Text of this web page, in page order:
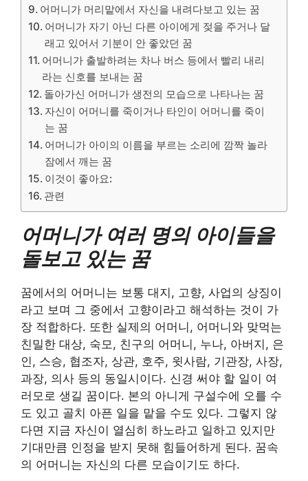
어머니가 머리맡에서 자신을 내려다보고 있는 꿈
어머니가 자기 아닌 다른 아이에게 젖을 주거나 달
래고 있어서 기분이 안 좋았던 꿈
어머니가 출발하려는 차나 버스 등에서 빨리 내리
라는 신호를 보내는 꿈
돌아가신 어머니가 생전의 모습으로 나타나는 꿈
자신이 어머니를 죽이거나 타인이 어머니를 죽이
는 꿈
어머니가 아이의 이름을 부르는 소리에 깜짝 놀라
잠에서 깨는 꿈
이것이 좋아요:
관련
어머니가 여러 명의 아이들을
돌보고 있는 꿈
꿈에서의 어머니는 보통 대지, 고향, 사업의 상징이
라고 보며 그 중에서 고향이라고 해석하는 것이 가
장 적합하다. 또한 실제의 어머니, 어머니와 맞먹는
친밀한 대상, 숙모, 친구의 어머니, 누나, 아버지, 은
인, 스승, 협조자, 상관, 호주, 윗사람, 기관장, 사장,
과장, 의사 등의 동일시이다. 신경 써야 할 일이 여
러모로 생길 꿈이다. 본의 아니게 구설수에 오를 수
도 있고 골치 아픈 일을 맡을 수도 있다. 그렇지 않
다면 지금 자신이 열심히 하노라고 일하고 있지만
기대만큼 인정을 받지 못해 힘들어하게 된다. 꿈속
의 어머니는 자신의 다른 모습이기도 하다.